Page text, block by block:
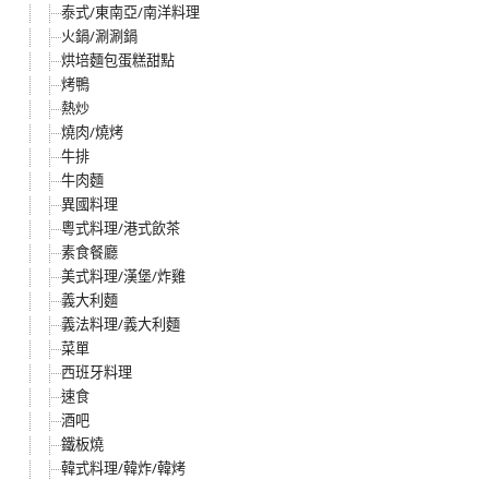
泰式/東南亞/南洋料理
火鍋/涮涮鍋
烘培麵包蛋糕甜點
烤鴨
熱炒
燒肉/燒烤
牛排
牛肉麵
異國料理
粵式料理/港式飲茶
素食餐廳
美式料理/漢堡/炸雞
義大利麵
義法料理/義大利麵
菜單
西班牙料理
速食
酒吧
鐵板燒
韓式料理/韓炸/韓烤